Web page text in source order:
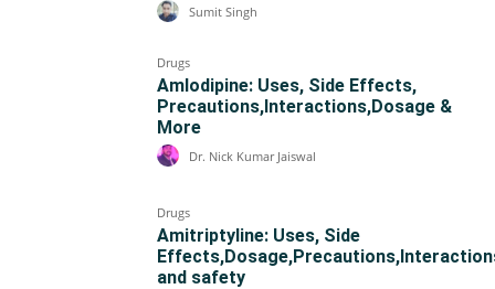
Sumit Singh
Drugs
Amlodipine: Uses, Side Effects,
Precautions,Interactions,Dosage &
More
Dr. Nick Kumar Jaiswal
Drugs
Amitriptyline: Uses, Side
and safety